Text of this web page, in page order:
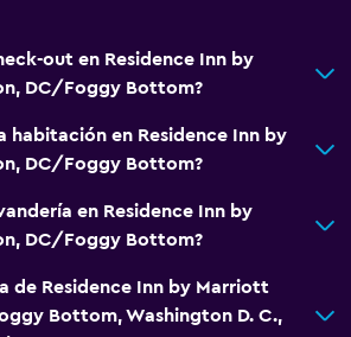
out en Residence Inn by
DC/Foggy Bottom?
habitación en Residence Inn by
DC/Foggy Bottom?
en Residence Inn by
DC/Foggy Bottom?
de Residence Inn by Marriott
Bottom, Washington D. C.,